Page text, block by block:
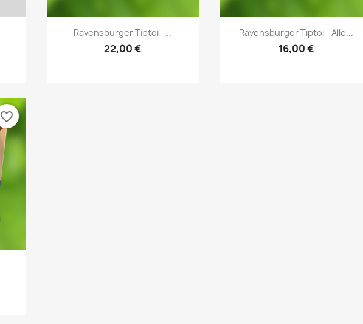
Vorschau
Ravensburger Tiptoi -...
22,00 €
Vorschau
Ravensburger Tiptoi - Alle...
16,00 €
favorite_border